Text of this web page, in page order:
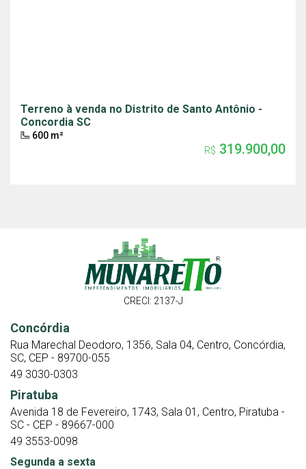
Terreno à venda no Distrito de Santo Antônio -
Concordia SC
600 m²
R$ 319.900,00
CRECI: 2137-J
Concórdia
Rua Marechal Deodoro, 1356, Sala 04, Centro, Concórdia,
SC, CEP - 89700-055
49 3030-0303
Piratuba
Avenida 18 de Fevereiro, 1743, Sala 01, Centro, Piratuba -
SC - CEP - 89667-000
49 3553-0098
Segunda a sexta